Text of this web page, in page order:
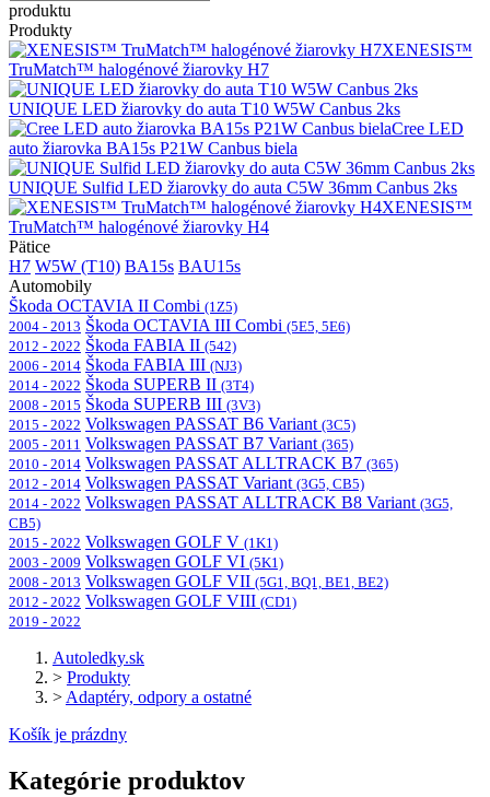
produktu
Produkty
XENESIS™
TruMatch™ halogénové žiarovky H7
UNIQUE LED žiarovky do auta T10 W5W Canbus 2ks
Cree LED
auto žiarovka BA15s P21W Canbus biela
UNIQUE Sulfid LED žiarovky do auta C5W 36mm Canbus 2ks
XENESIS™
TruMatch™ halogénové žiarovky H4
Pätice
H7 W5W (T10) BA15s BAU15s
Automobily
Škoda OCTAVIA II Combi (1Z5)
2004 - 2013 Škoda OCTAVIA III Combi (5E5, 5E6)
2012 - 2022 Škoda FABIA II (542)
2006 - 2014 Škoda FABIA III (NJ3)
2014 - 2022 Škoda SUPERB II (3T4)
2008 - 2015 Škoda SUPERB III (3V3)
2015 - 2022 Volkswagen PASSAT B6 Variant (3C5)
2005 - 2011 Volkswagen PASSAT B7 Variant (365)
2010 - 2014 Volkswagen PASSAT ALLTRACK B7 (365)
2012 - 2014 Volkswagen PASSAT Variant (3G5, CB5)
2014 - 2022 Volkswagen PASSAT ALLTRACK B8 Variant (3G5,
CB5)
2015 - 2022 Volkswagen GOLF V (1K1)
2003 - 2009 Volkswagen GOLF VI (5K1)
2008 - 2013 Volkswagen GOLF VII (5G1, BQ1, BE1, BE2)
2012 - 2022 Volkswagen GOLF VIII (CD1)
2019 - 2022
Autoledky.sk
> Produkty
> Adaptéry, odpory a ostatné
Košík je prázdny
Kategórie produktov